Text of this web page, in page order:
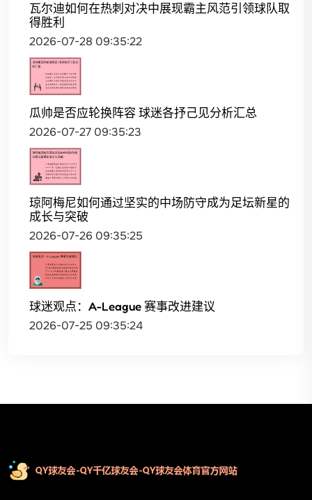
瓦尔迪如何在热刺对决中展现霸主风范引领球队取
得胜利
2026-07-28 09:35:22
瓜帅是否应轮换阵容 球迷各抒己见分析汇总
2026-07-27 09:35:23
琼阿梅尼如何通过坚实的中场防守成为足坛新星的
成长与突破
2026-07-26 09:35:25
球迷观点：A-League 赛事改进建议
2026-07-25 09:35:24